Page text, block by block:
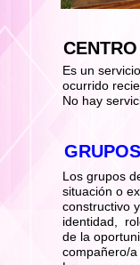
Es un
ocurrido
No hay
Los grupos
situación o
constructivo
identidad,
de la
compañero/